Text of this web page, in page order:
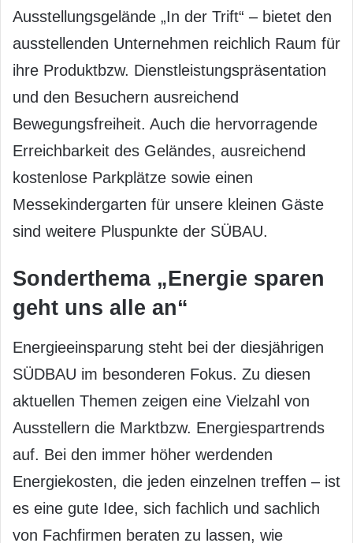
Ausstellungsgelände „In der Trift“ – bietet den
ausstellenden Unternehmen reichlich Raum für
ihre Produktbzw. Dienstleistungspräsentation
und den Besuchern ausreichend
Bewegungsfreiheit. Auch die hervorragende
Erreichbarkeit des Geländes, ausreichend
kostenlose Parkplätze sowie einen
Messekindergarten für unsere kleinen Gäste
sind weitere Pluspunkte der SÜBAU.
Sonderthema „Energie sparen
geht uns alle an“
Energieeinsparung steht bei der diesjährigen
SÜDBAU im besonderen Fokus. Zu diesen
aktuellen Themen zeigen eine Vielzahl von
Ausstellern die Marktbzw. Energiespartrends
auf. Bei den immer höher werdenden
Energiekosten, die jeden einzelnen treffen – ist
es eine gute Idee, sich fachlich und sachlich
von Fachfirmen beraten zu lassen, wie